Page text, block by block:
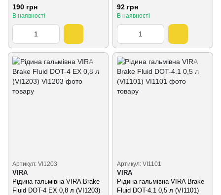
190 грн
В наявності
92 грн
В наявності
Артикул: VI1203
VIRA
Рідина гальмівна VIRA Brake
Fluid DOT-4 EX 0,8 л (VI1203)
Артикул: VI1101
VIRA
Рідина гальмівна VIRA Brake
Fluid DOT-4.1 0,5 л (VI1101)